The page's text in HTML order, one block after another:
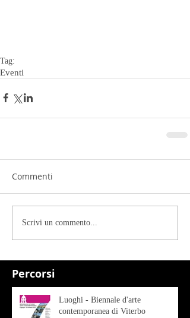
Percorsi
Tag:
Eventi
Commenti
Scrivi un commento...
Luoghi - Biennale d'arte
contemporanea di Viterbo